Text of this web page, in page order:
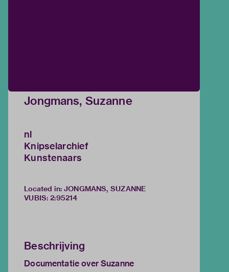
Jongmans, Suzanne
nl
Knipselarchief
Kunstenaars
Located in: JONGMANS, SUZANNE
VUBIS: 2:95214
Beschrijving
Documentatie over Suzanne